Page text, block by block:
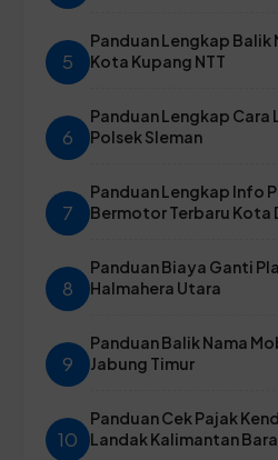
5
Panduan Lengkap Balik
Kota Kupang NTT
6
Panduan Lengkap Cara
Polsek Sleman
7
Panduan Lengkap Info
Bermotor Terbaru Kota
8
Panduan Biaya Ganti
Halmahera Utara
9
Panduan Balik Nama
Jabung Timur
10
Panduan Cek Pajak
Landak Kalimantan